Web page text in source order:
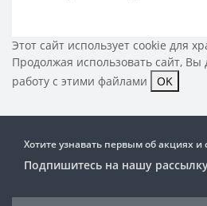
Этот сайт использует cookie для
Продолжая использовать сайт, Вы
работу с этими файлами
OK
Хотите узнавать первым об акциях и
Подпишитесь на нашу